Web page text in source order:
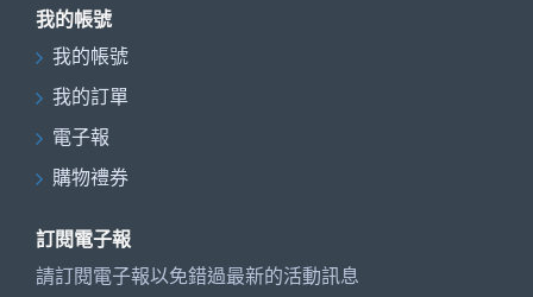
我的帳號
我的帳號
我的訂單
電子報
購物禮券
訂閱電子報
請訂閱電子報以免錯過最新的活動訊息